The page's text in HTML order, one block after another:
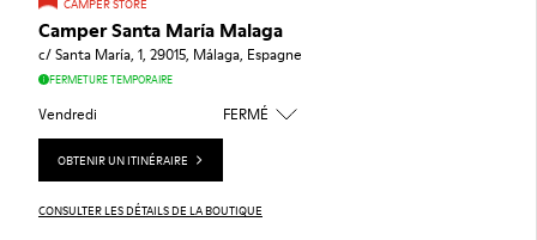
Camper Santa María Malaga
c/ Santa María, 1, 29015, Málaga, Espagne
FERMETURE TEMPORAIRE
Vendredi FERMÉ
OBTENIR UN ITINÉRAIRE
CONSULTER LES DÉTAILS DE LA BOUTIQUE